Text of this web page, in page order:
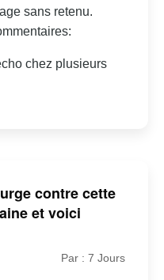
sans retenu.
chez plusieurs
contre cette
et voici
Par : 7 Jours